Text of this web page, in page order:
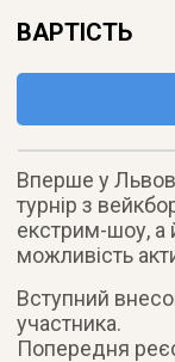
ВАРТІСТЬ
Вперше у
турнір з
екстрим-шоу, а
можливість
Вступний
участника.
Попередня